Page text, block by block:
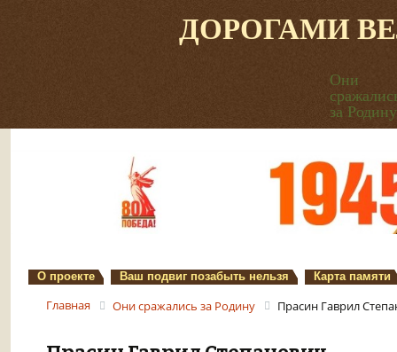
ДОРОГАМИ
Они
за Родину
О проекте Ваш подвиг позабыть нельзя Карта памяти
Главная Они сражались за Родину Прасин Гаврил